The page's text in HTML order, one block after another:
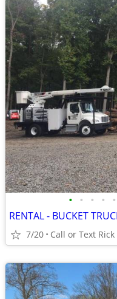
• • • • •
RENTAL - BUCKET
7/20 Call or Text Rick